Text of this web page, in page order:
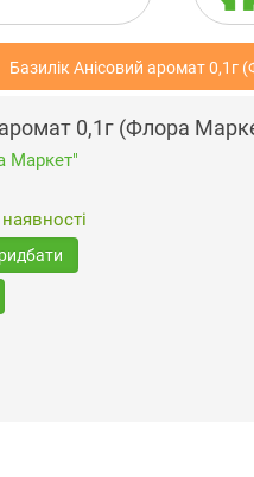
Базилік Анісовий аромат 0,1г
аромат 0,1г (Флора
Маркет"